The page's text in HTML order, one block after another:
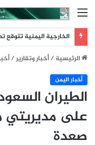
القائمة
الخارجية اليمنية
الرئيسية/أخبار وتقارير/
أخبار اليمن
على مديريتي
صعدة